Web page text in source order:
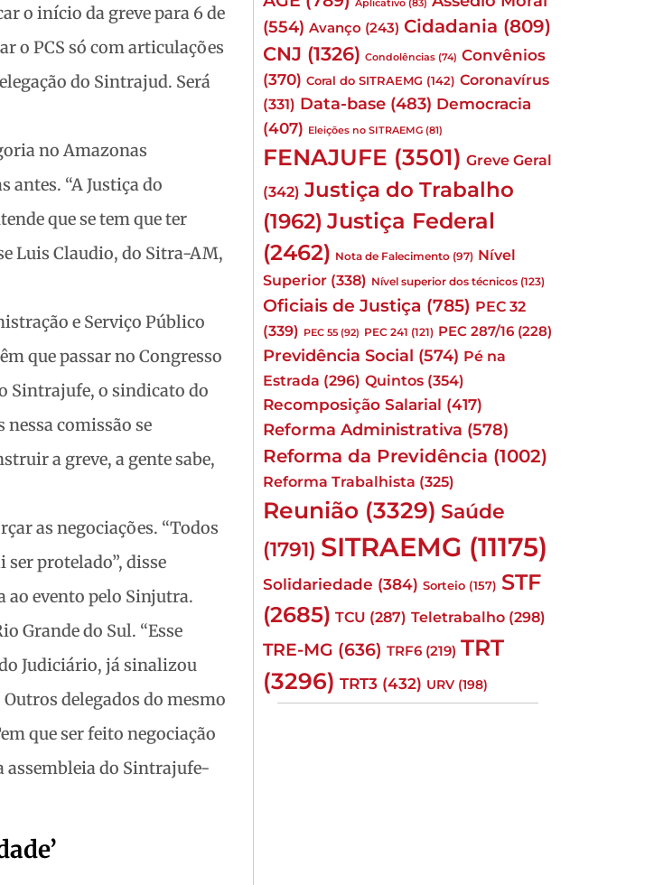
o início da greve para 6 de
o PCS só com articulações
do Sintrajud. Será
no Amazonas
antes. “A Justiça do
que se tem que ter
Luis Claudio, do Sitra-AM,
e Serviço Público
que passar no Congresso
Sintrajufe, o sindicato do
comissão se
a greve, a gente sabe,
as negociações. “Todos
ser protelado”, disse
ao evento pelo Sinjutra.
Grande do Sul. “Esse
Judiciário, já sinalizou
delegados do mesmo
que ser feito negociação
assembleia do Sintrajufe-
Aplicativo (83)
(554) Avanço (243) Cidadania (809)
CNJ (1326) Condolências (74) Convênios
(370) Coral do SITRAEMG (142) Coronavírus
(331) Data-base (483) Democracia
(407) Eleições no SITRAEMG (81)
FENAJUFE (3501) Greve Geral
(342) Justiça do Trabalho
(1962) Justiça Federal
(2462) Nota de Falecimento (97) Nível
Superior (338) Nível superior dos técnicos (123)
Oficiais de Justiça (785) PEC 32
(339) PEC 55 (92) PEC 241 (121) PEC 287/16 (228)
Previdência Social (574) Pé na
Estrada (296) Quintos (354)
Recomposição Salarial (417)
Reforma Administrativa (578)
Reforma da Previdência (1002)
Reforma Trabalhista (325)
Reunião (3329) Saúde
(1791) SITRAEMG (11175)
Solidariedade (384) Sorteio (157) STF
(2685) TCU (287) Teletrabalho (298)
TRE-MG (636) TRF6 (219) TRT
(3296) TRT3 (432) URV (198)